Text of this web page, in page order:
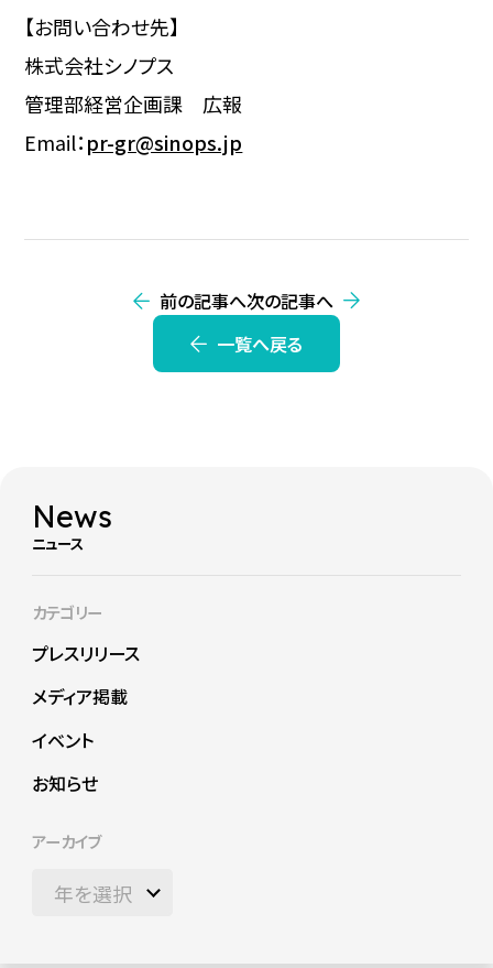
【お問い合わせ先】
株式会社シノプス
管理部経営企画課 広報
Email：pr-gr@sinops.jp
前の記事へ次の記事へ
一覧へ戻る
News
ニュース
カテゴリー
プレスリリース
メディア掲載
イベント
お知らせ
アーカイブ